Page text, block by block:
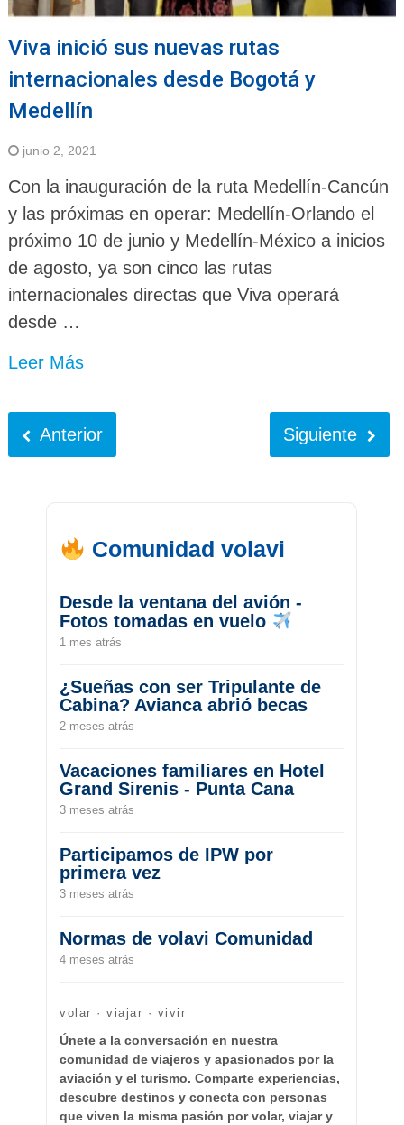
Viva inició sus nuevas rutas
internacionales desde Bogotá y
Medellín
junio 2, 2021
Con la inauguración de la ruta Medellín-Cancún
y las próximas en operar: Medellín-Orlando el
próximo 10 de junio y Medellín-México a inicios
de agosto, ya son cinco las rutas
internacionales directas que Viva operará
desde …
Leer Más
Anterior Siguiente
Comunidad volavi
Desde la ventana del avión -
Fotos tomadas en vuelo
1 mes atrás
¿Sueñas con ser Tripulante de
Cabina? Avianca abrió becas
2 meses atrás
Vacaciones familiares en Hotel
Grand Sirenis - Punta Cana
3 meses atrás
Participamos de IPW por
primera vez
3 meses atrás
Normas de volavi Comunidad
4 meses atrás
volar · viajar · vivir
Únete a la conversación en nuestra
comunidad de viajeros y apasionados por la
aviación y el turismo. Comparte experiencias,
descubre destinos y conecta con personas
que viven la misma pasión por volar, viajar y